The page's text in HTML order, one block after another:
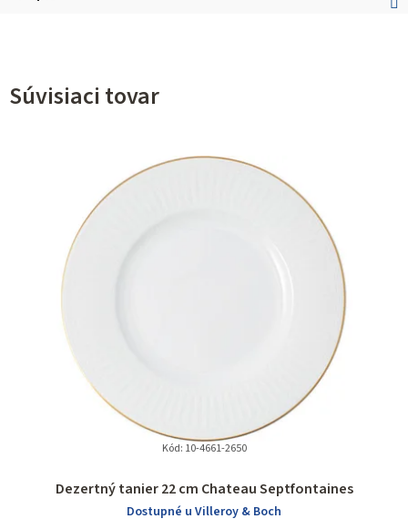
Súvisiaci tovar
Dezertný tanier 22 cm Chateau Septfontaines
Dostupné u Villeroy & Boch
Kód: 10-4661-2650